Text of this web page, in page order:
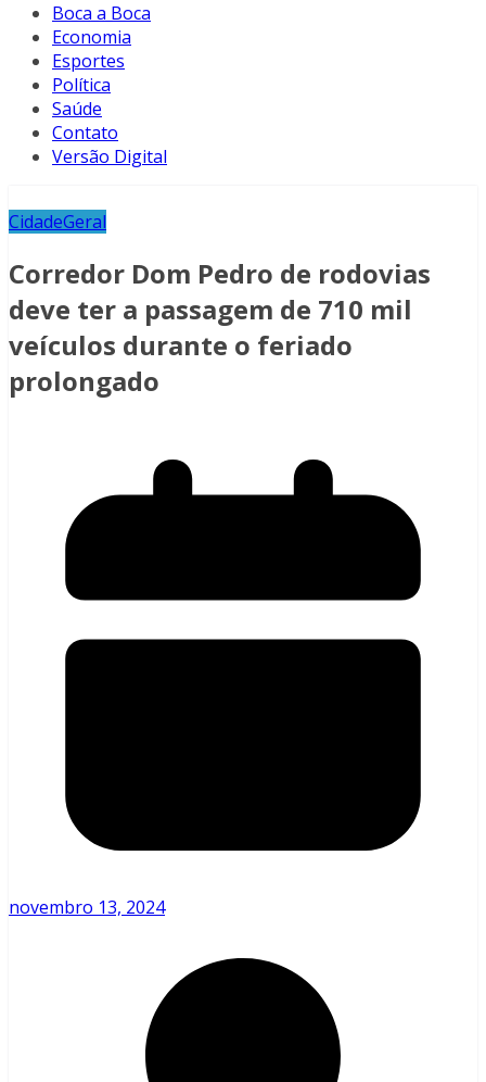
Boca a Boca
Economia
Esportes
Política
Saúde
Contato
Versão Digital
CidadeGeral
Corredor Dom Pedro de rodovias
deve ter a passagem de 710 mil
veículos durante o feriado
prolongado
novembro 13, 2024